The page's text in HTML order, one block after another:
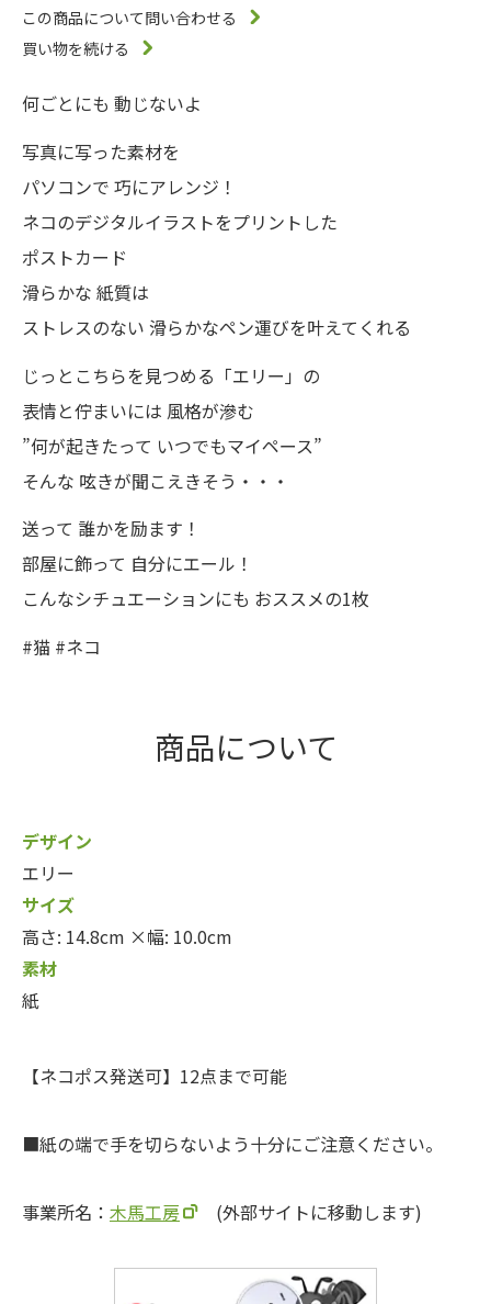
この商品について問い合わせる
買い物を続ける
何ごとにも 動じないよ
写真に写った素材を
パソコンで 巧にアレンジ！
ネコのデジタルイラストをプリントした
ポストカード
滑らかな 紙質は
ストレスのない 滑らかなペン運びを叶えてくれる
じっとこちらを見つめる「エリー」の
表情と佇まいには 風格が滲む
”何が起きたって いつでもマイペース”
そんな 呟きが聞こえきそう・・・
送って 誰かを励ます！
部屋に飾って 自分にエール！
こんなシチュエーションにも おススメの1枚
#猫 #ネコ
商品について
デザイン
エリー
サイズ
高さ: 14.8cm ×幅: 10.0cm
素材
紙
【ネコポス発送可】12点まで可能
紙の端で手を切らないよう十分にご注意ください。
事業所名： 木馬工房 (外部サイトに移動します)